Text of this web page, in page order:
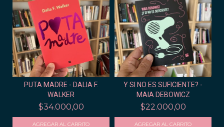
PUTA MADRE - DALIA F.
WALKER
$34.000,00
Y SI NO ES SUFICIENTE? -
MAIA DEBOWICZ
$22.000,00